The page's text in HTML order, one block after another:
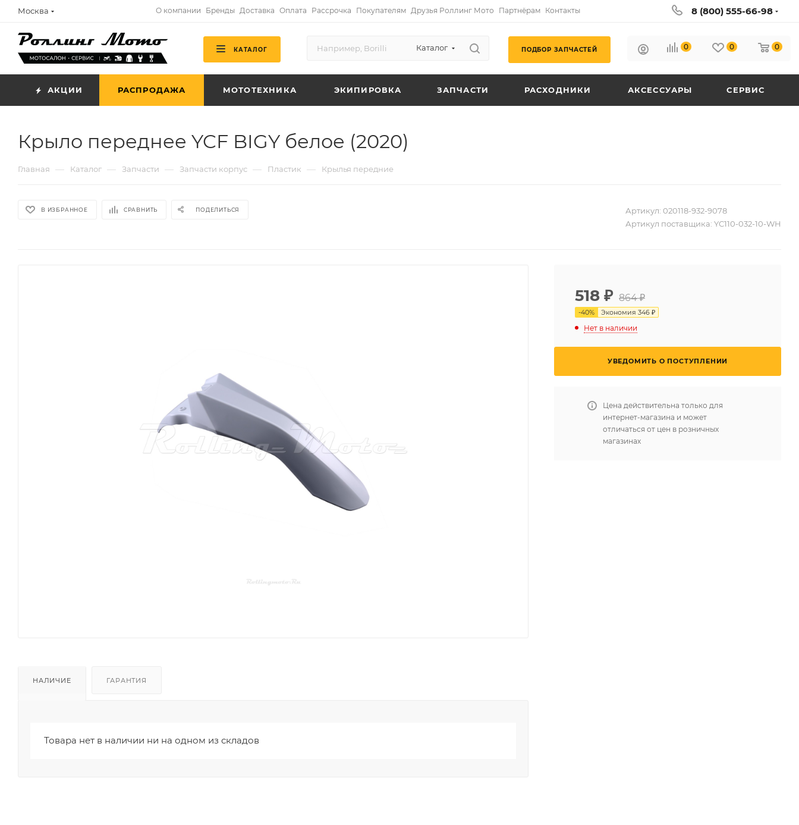
Москва О компании Бренды Доставка Оплата Рассрочка Покупателям Друзья Роллинг Мото Партнёрам Контакты 8 (800) 555-66-98
КАТАЛОГ Каталог ПОДБОР ЗАПЧАСТЕЙ 0 0 0
АКЦИИ РАСПРОДАЖА МОТОТЕХНИКА ЭКИПИРОВКА ЗАПЧАСТИ РАСХОДНИКИ АКСЕССУАРЫ СЕРВИС
Крыло переднее YCF BIGY белое (2020)
Главная — Каталог — Запчасти — Запчасти корпус — Пластик — Крылья передние
В ИЗБРАННОЕ СРАВНИТЬ ПОДЕЛИТЬСЯ Артикул: 020118-932-9078
Артикул поставщика: YC110-032-10-WH
НАЛИЧИЕ ГАРАНТИЯ
Товара нет в наличии ни на одном из складов
518 ₽ 864 ₽
-40% Экономия 346 ₽
Нет в наличии
УВЕДОМИТЬ О ПОСТУПЛЕНИИ
Цена действительна только для
интернет-магазина и может
отличаться от цен в розничных
магазинах